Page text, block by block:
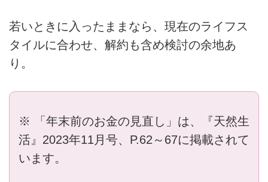
若いときに入ったままなら、現在のライフス
タイルに合わせ、解約も含め検討の余地あ
り。
※ 「年末前のお金の見直し」は、『天然生
活』2023年11月号、P.62～67に掲載されて
います。